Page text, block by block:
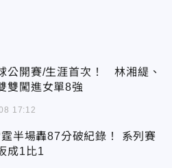
公開賽/生涯首次！ 林湘緹、
雙闖進女單8強
17:12
半場轟87分破紀錄！ 系列賽
成1比1